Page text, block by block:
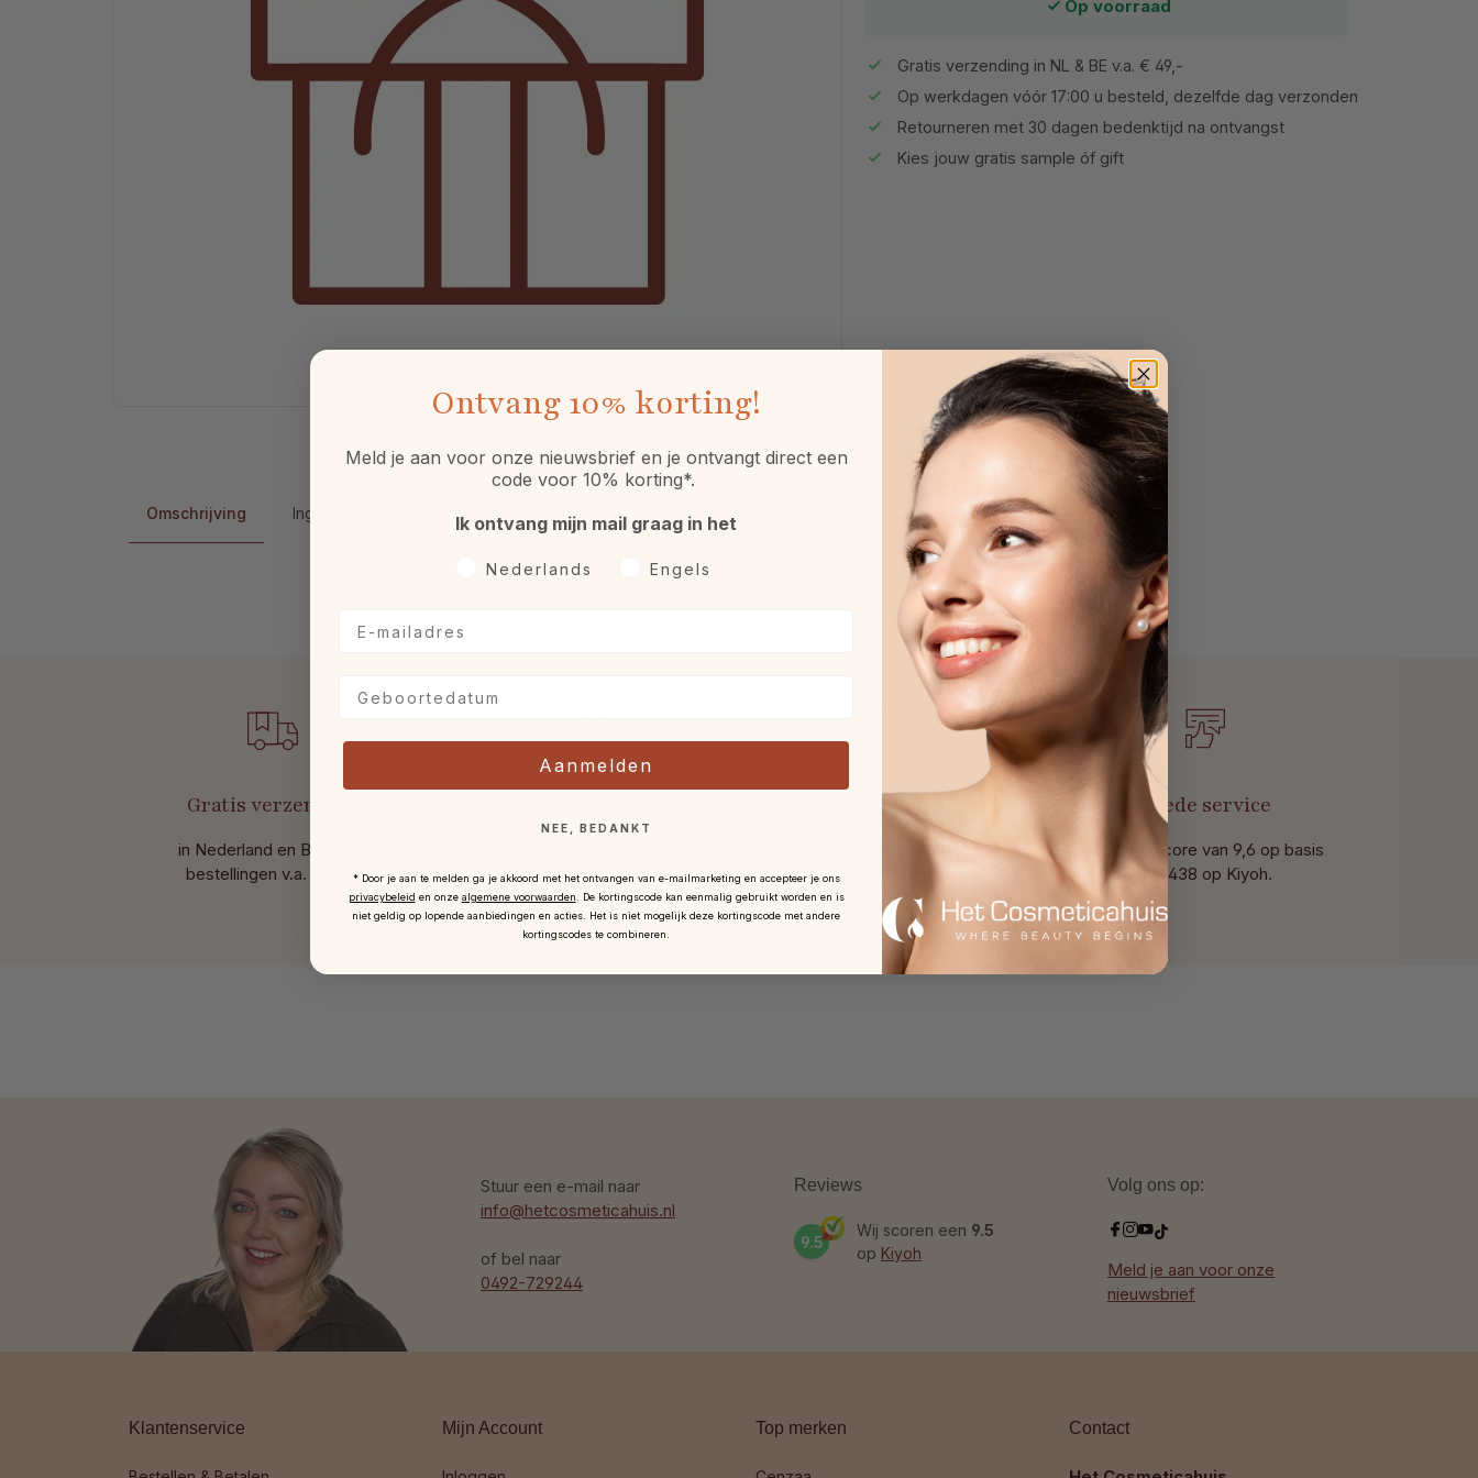
Op voorraad
Gratis verzending in NL & BE v.a. € 49,-
Op werkdagen vóór 17:00 u besteld, dezelfde dag verzonden
Retourneren met 30 dagen bedenktijd na ontvangst
Kies jouw gratis sample óf gift
Omschrijving Ingrediënten Specificaties Reviews
Gratis verzending
in Nederland en België bij
bestellingen v.a. € 49,-.
ontvangst.
Gratis sample óf gift
Bij iedere bestelling.
Goede service
Met een score van 9,6 op basis
van 438 op Kiyoh.
Stuur een e-mail naar
info@hetcosmeticahuis.nl
of bel naar
0492-729244
Reviews
9.5
Wij scoren een 9.5
op Kiyoh
Volg ons op:
Meld je aan voor onze
nieuwsbrief
Klantenservice Mijn Account Top merken Contact
Ontvang 10% korting!
Meld je aan voor onze nieuwsbrief en je ontvangt direct een
code voor 10% korting*.
Ik ontvang mijn mail graag in het
Voorkeurtaal
Nederlands Engels
Aanmelden
NEE, BEDANKT
* Door je aan te melden ga je akkoord met het ontvangen van e-mailmarketing en accepteer je ons
privacybeleid en onze algemene voorwaarden
De kortingscode kan eenmalig gebruikt worden en is
niet geldig op lopende aanbiedingen en acties. Het is niet mogelijk deze kortingscode met andere
kortingscodes te combineren.